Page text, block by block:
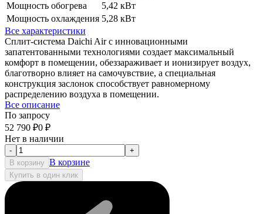
Мощность обогрева
5,42 кВт
Мощность охлаждения 5,28 кВт
Все характеристики
Сплит-система Daichi Air с инновационными
запатентованными технологиями создает максимальный
комфорт в помещении, обеззараживает и ионизирует воздух,
благотворно влияет на самочувствие, а специальная
конструкция заслонок способствует равномерному
распределению воздуха в помещении.
Все описание
По запросу
52 790 ₽0 ₽
Нет в наличии
-
+
В корзину В корзине
Купить в один клик